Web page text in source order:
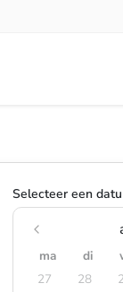
Selecteer een
ma di
27
28